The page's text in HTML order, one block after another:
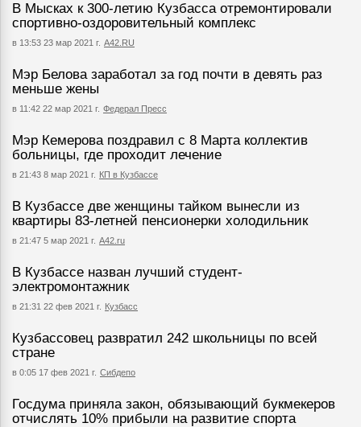
В Мысках к 300-летию Кузбасса отремонтировали
спортивно-оздоровительный комплекс
в 13:53 23 мар 2021 г. А42.RU
Мэр Белова заработал за год почти в девять раз
меньше жены
в 11:42 22 мар 2021 г. Федерал Пресс
Мэр Кемерова поздравил с 8 Марта коллектив
больницы, где проходит лечение
в 21:43 8 мар 2021 г. КП в Кузбассе
В Кузбассе две женщины тайком вынесли из
квартиры 83-летней пенсионерки холодильник
в 21:47 5 мар 2021 г. А42.ru
В Кузбассе назван лучший студент-
электромонтажник
в 21:31 22 фев 2021 г. Кузбасс
Кузбассовец развратил 242 школьницы по всей
стране
в 0:05 17 фев 2021 г. Сибдепо
Госдума приняла закон, обязывающий букмекеров
отчислять 10% прибыли на развитие спорта